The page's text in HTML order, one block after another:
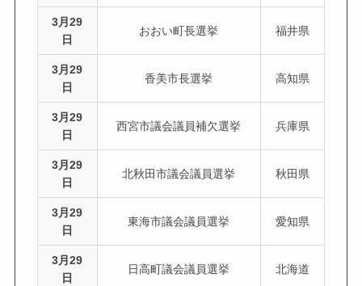
3月29
日
おおい町長選挙 福井県
3月29
日
香美市長選挙 高知県
3月29
日
西宮市議会議員補欠選挙 兵庫県
3月29
日
北秋田市議会議員選挙 秋田県
3月29
日
東海市議会議員選挙 愛知県
3月29
日
日高町議会議員選挙 北海道